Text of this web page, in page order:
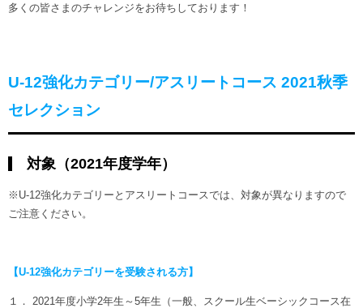
多くの皆さまのチャレンジをお待ちしております！
U-12強化カテゴリー/アスリートコース 2021秋季
セレクション
対象（2021年度学年）
※U-12強化カテゴリーとアスリートコースでは、対象が異なりますので
ご注意ください。
【U-12強化カテゴリーを受験される方】
１． 2021年度小学2年生～5年生（一般、スクール生ベーシックコース在